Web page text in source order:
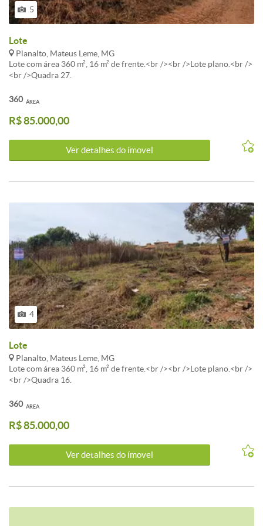
5
Lote
Planalto, Mateus Leme, MG
Lote com área 360 m², 16 m² de frente.<br /><br />Lote plano.<br />
<br />Quadra 27.
ÁREA
360
R$ 85.000,00
Ver detalhes do ímovel
4
Lote
Planalto, Mateus Leme, MG
Lote com área 360 m², 16 m² de frente.<br /><br />Lote plano.<br />
<br />Quadra 16.
ÁREA
360
R$ 85.000,00
Ver detalhes do ímovel